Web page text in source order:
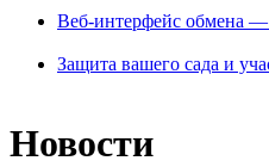
Веб-интерфейс обмена —
Защита вашего сада и
Новости